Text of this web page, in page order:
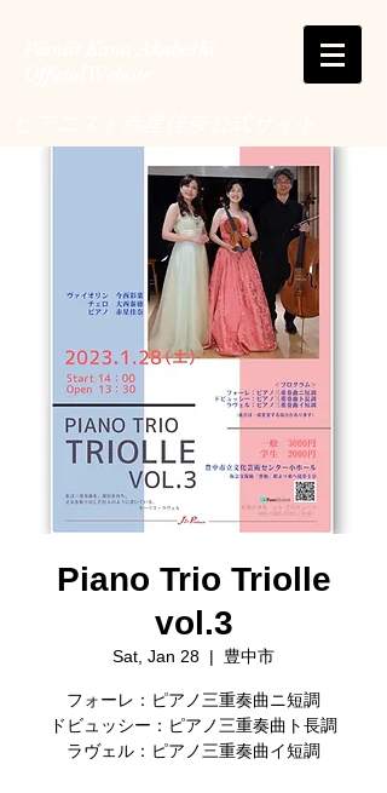
Piano Trio Triolle
vol.3
Sat, Jan 28
  |
豊中市
フォーレ：ピアノ三重奏曲ニ短調
ドビュッシー：ピアノ三重奏曲ト長調